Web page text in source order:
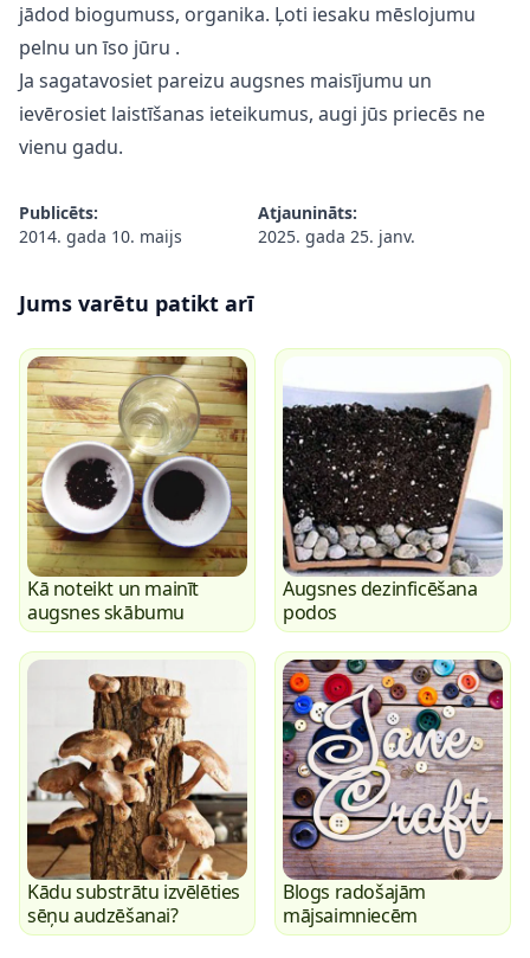
jādod biogumuss, organika. Ļoti iesaku mēslojumu
pelnu unīso jūru .
Ja sagatavosiet pareizu augsnes maisījumu un
ievērosiet laistīšanas ieteikumus, augi jūs priecēs ne
vienu gadu.
Publicēts:
2014. gada 10. maijs
Atjaunināts:
2025. gada 25. janv.
Jums varētu patikt arī
Kā noteikt un mainīt
augsnes skābumu
Augsnes dezinficēšana
podos
Kādu substrātu izvēlēties
sēņu audzēšanai?
Blogs radošajām
mājsaimniecēm